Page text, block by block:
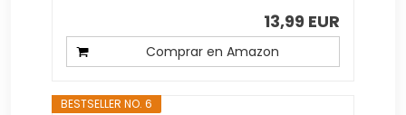
13,99 EUR
Comprar en Amazon
BESTSELLER NO. 6